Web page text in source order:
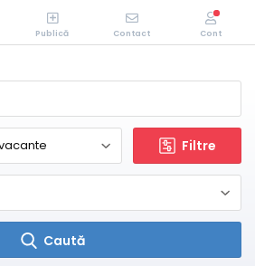
Filtre
Caută
Publică Contact Cont